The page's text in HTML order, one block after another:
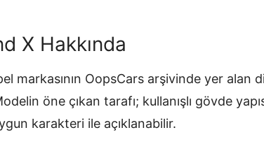
X Hakkında
markasının OopsCars arşivinde yer alan
öne çıkan tarafı; kullanışlı gövde
karakteri ile açıklanabilir.